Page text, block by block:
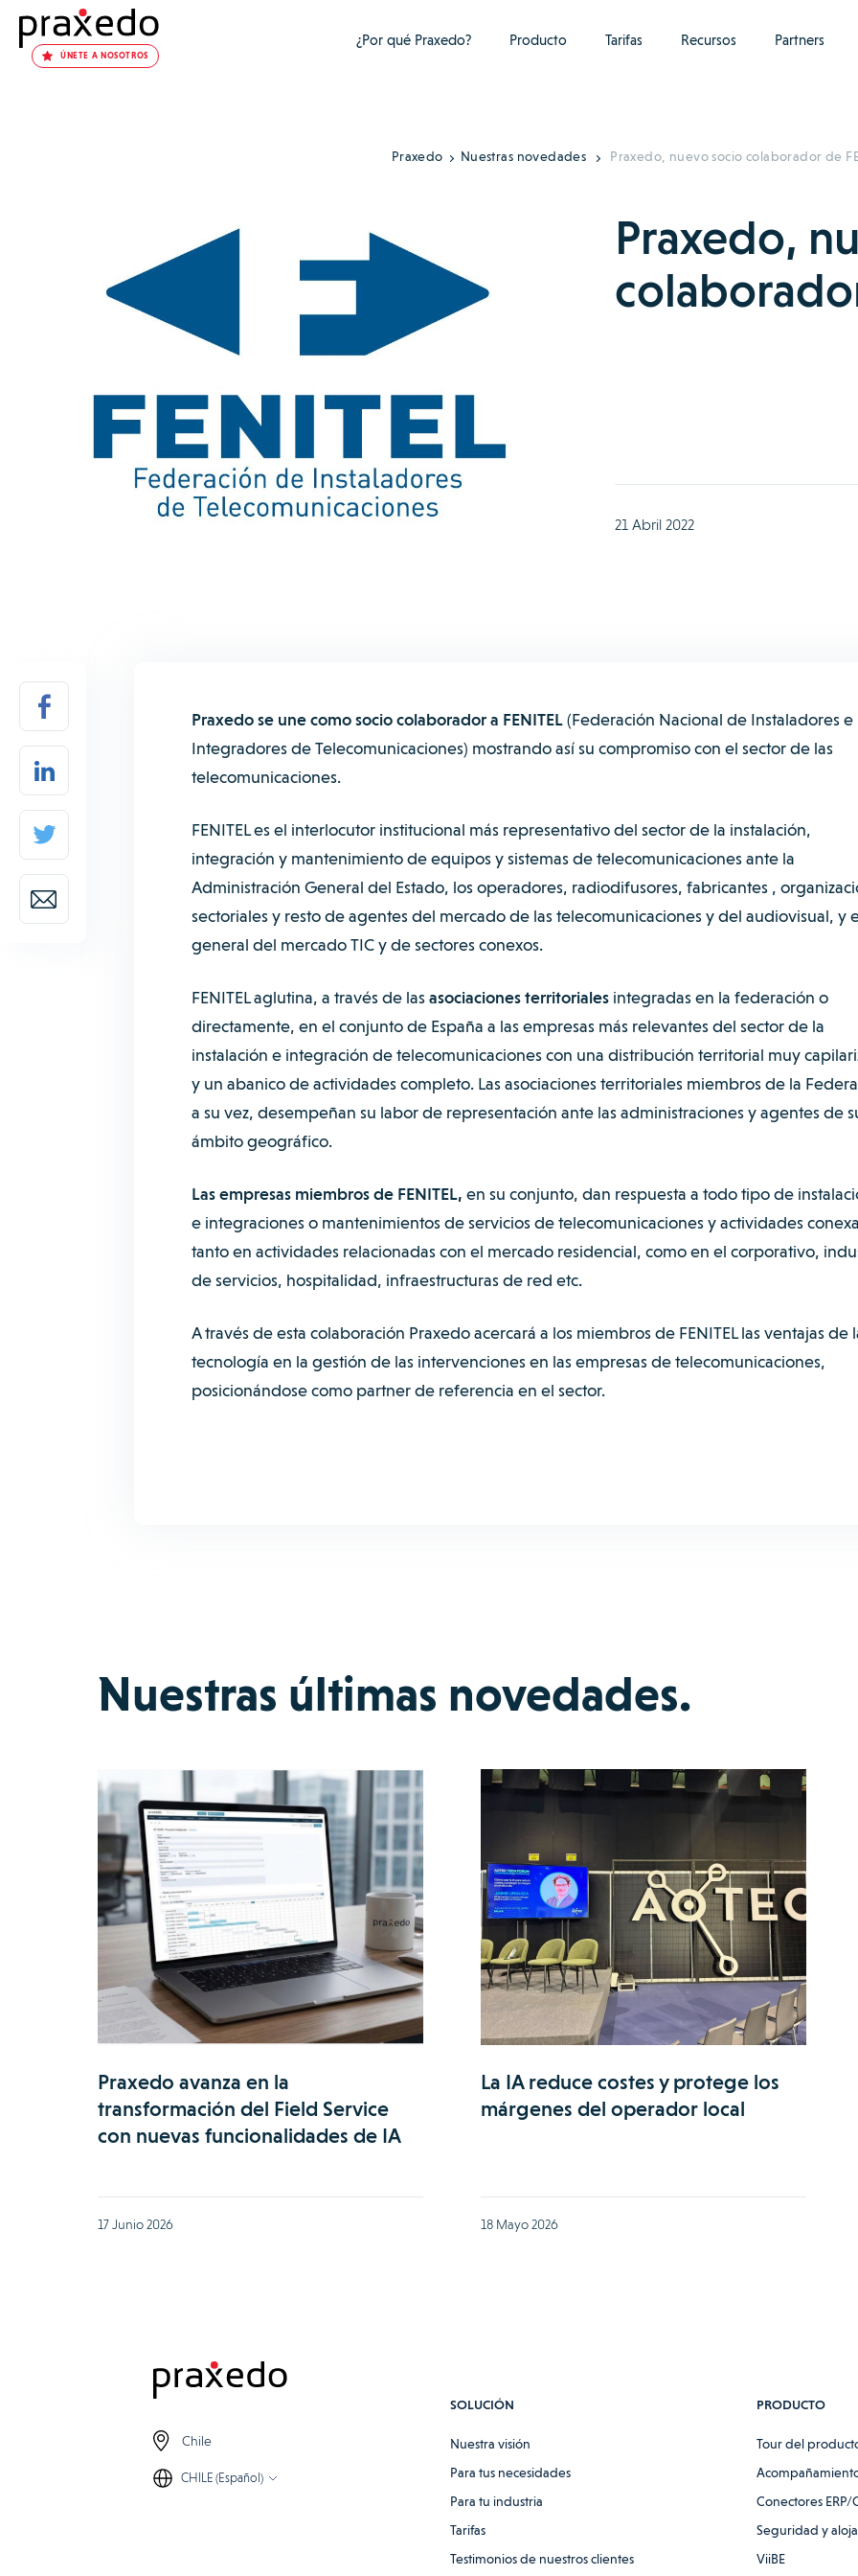
ÚNETE A NOSOTROS
¿Por qué Praxedo? Producto Tarifas Recursos Partners
Praxedo Nuestras novedades Praxedo, nuevo socio colaborador de
Praxedo,
21 Abril 2022
Praxedo se une como socio colaborador a FENITEL(Federación Nacional de Instaladores e
Integradores de Telecomunicaciones) mostrando así su compromiso con el sector de las
telecomunicaciones.
FENITEL es el interlocutor institucional más representativo del sector de la instalación,
integración y mantenimiento de equipos y sistemas de telecomunicaciones ante la
Administración General del Estado, los operadores, radiodifusores, fabricantes ,
sectoriales y resto de agentes del mercado de las telecomunicaciones y del audiovisual, y
general del mercado TIC y de sectores conexos.
FENITEL aglutina, a través de lasasociaciones territorialesintegradas en la federación o
directamente, en el conjunto de España a las empresas más relevantes del sector de la
instalación e integración de telecomunicaciones con una distribución territorial muy
y un abanico de actividades completo. Las asociaciones territoriales miembros de la
a su vez, desempeñan su labor de representación ante las administraciones y agentes de
ámbito geográfico.
Las empresas miembros de FENITEL, en su conjunto, dan respuesta a todo tipo de
e integraciones o mantenimientos de servicios de telecomunicaciones y actividades
tanto en actividades relacionadas con el mercado residencial, como en el corporativo,
de servicios, hospitalidad, infraestructuras de red etc.
A través de esta colaboración Praxedo acercará a los miembros de FENITEL las ventajas de
tecnología en la gestión de las intervenciones en las empresas de telecomunicaciones,
posicionándose como partner de referencia en el sector.
Nuestras últimas novedades.
Praxedo avanza en la
transformación del Field Service
con nuevas funcionalidades de IA
17 Junio 2026
La IA reduce costes y protege los
márgenes del operador local
18 Mayo 2026
Chile
CHILE (Español)
SOLUCIÓN
Nuestra visión
Para tus necesidades
Para tu industria
Tarifas
Testimonios de nuestros clientes
PRODUCTO
Tour del
Conectores ERP/
Seguridad y
ViiBE